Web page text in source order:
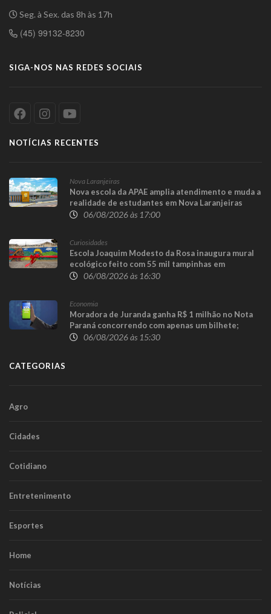
Seg. à Sex. das 8h às 17h
(45) 99132-8230
SIGA-NOS NAS REDES SOCIAIS
NOTÍCIAS RECENTES
Nova Laranjeiras
Nova escola da APAE amplia atendimento e muda a
realidade de estudantes em Nova Laranjeiras
06/08/2026 às 17:00
Curiosidades
Escola Joaquim Modesto da Rosa inaugura mural
ecológico feito com 55 mil tampinhas em
Guaraniaçu
06/08/2026 às 16:30
Economia
Moradora de Juranda ganha R$ 1 milhão no Nota
Paraná concorrendo com apenas um bilhete;
prêmio de R$ 100 mil sai para Toledo
06/08/2026 às 15:30
CATEGORIAS
Agro
Cidades
Cotidiano
Entretenimento
Esportes
Home
Notícias